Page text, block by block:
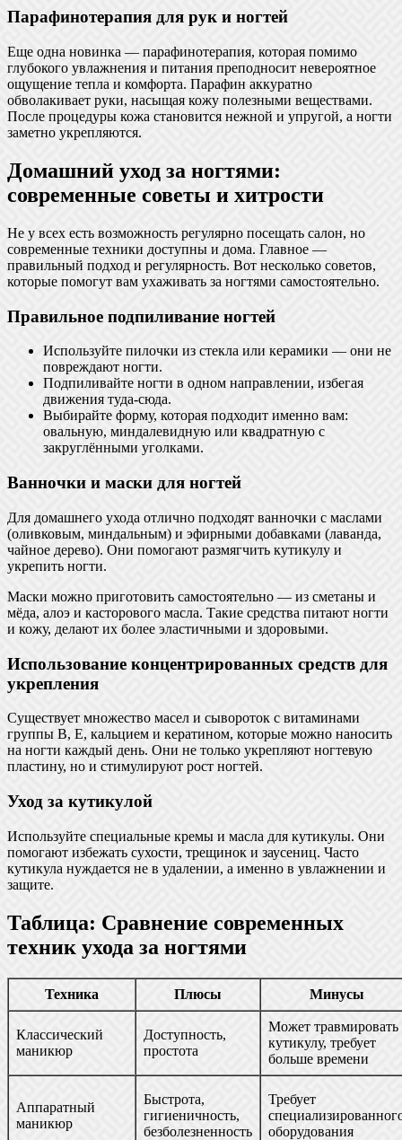
Парафинотерапия для рук и ногтей
Еще одна новинка — парафинотерапия, которая помимо
глубокого увлажнения и питания преподносит невероятное
ощущение тепла и комфорта. Парафин аккуратно
обволакивает руки, насыщая кожу полезными веществами.
После процедуры кожа становится нежной и упругой, а ногти
заметно укрепляются.
Домашний уход за ногтями:
современные советы и хитрости
Не у всех есть возможность регулярно посещать салон, но
современные техники доступны и дома. Главное —
правильный подход и регулярность. Вот несколько советов,
которые помогут вам ухаживать за ногтями самостоятельно.
Правильное подпиливание ногтей
Используйте пилочки из стекла или керамики — они не
повреждают ногти.
Подпиливайте ногти в одном направлении, избегая
движения туда-сюда.
Выбирайте форму, которая подходит именно вам:
овальную, миндалевидную или квадратную с
закруглёнными уголками.
Ванночки и маски для ногтей
Для домашнего ухода отлично подходят ванночки с маслами
(оливковым, миндальным) и эфирными добавками (лаванда,
чайное дерево). Они помогают размягчить кутикулу и
укрепить ногти.
Маски можно приготовить самостоятельно — из сметаны и
мёда, алоэ и касторового масла. Такие средства питают ногти
и кожу, делают их более эластичными и здоровыми.
Использование концентрированных средств для
укрепления
Существует множество масел и сывороток с витаминами
группы В, Е, кальцием и кератином, которые можно наносить
на ногти каждый день. Они не только укрепляют ногтевую
пластину, но и стимулируют рост ногтей.
Уход за кутикулой
Используйте специальные кремы и масла для кутикулы. Они
помогают избежать сухости, трещинок и заусениц. Часто
кутикула нуждается не в удалении, а именно в увлажнении и
защите.
Таблица: Сравнение современных
техник ухода за ногтями
Техника Плюсы Минусы
Классический
маникюр
Доступность,
простота
Может травмировать
кутикулу, требует
больше времени
Аппаратный
маникюр
Быстрота,
гигиеничность,
безболезненность
Требует
оборудования